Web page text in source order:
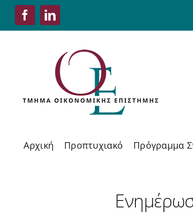
Skip
FacebookLinkedIn
Αρχική Προπτυχιακό Πρόγραμμα